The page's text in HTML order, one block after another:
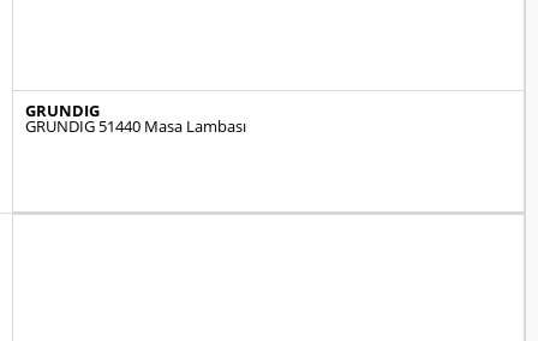
GRUNDIG
GRUNDIG 51440 Masa Lambası